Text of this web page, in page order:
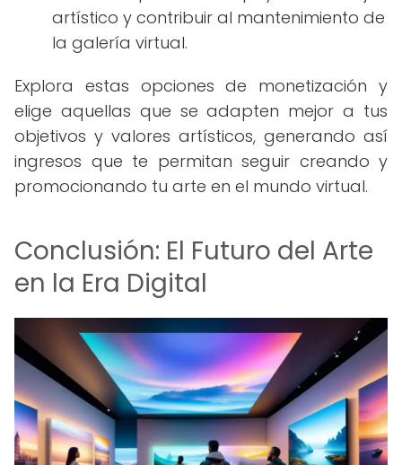
artístico y contribuir al mantenimiento de
la galería virtual.
Explora estas opciones de monetización y
elige aquellas que se adapten mejor a tus
objetivos y valores artísticos, generando así
ingresos que te permitan seguir creando y
promocionando tu arte en el mundo virtual.
Conclusión: El Futuro del Arte
en la Era Digital